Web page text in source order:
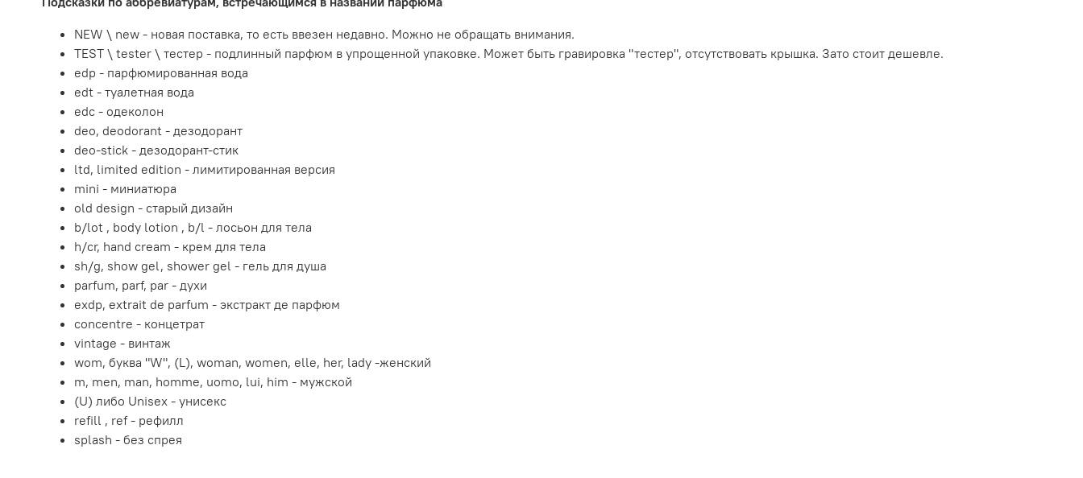
NEW \ new - новая поставка, то есть ввезен недавно. Можно не обращать внимания.
TEST \ tester \ тестер - подлинный парфюм в упрощенной упаковке. Может быть гравировка "тестер", отсутствовать крышка. Зато стоит дешевле.
edp - парфюмированная вода
edt - туалетная вода
edc - одеколон
deo, deodorant - дезодорант
deo-stick - дезодорант-стик
ltd, limited edition - лимитированная версия
mini - миниатюра
old design - старый дизайн
b/lot , body lotion , b/l - лосьон для тела
h/cr, hand cream - крем для тела
sh/g, show gel, shower gel - гель для душа
parfum, parf, par - духи
exdp, extrait de parfum - экстракт де парфюм
concentre - концетрат
vintage - винтаж
wom, буква "W", (L), woman, women, elle, her, lady -женский
m, men, man, homme, uomo, lui, him - мужской
(U) либо Unisex - унисекс
refill , ref - рефилл
splash - без спрея